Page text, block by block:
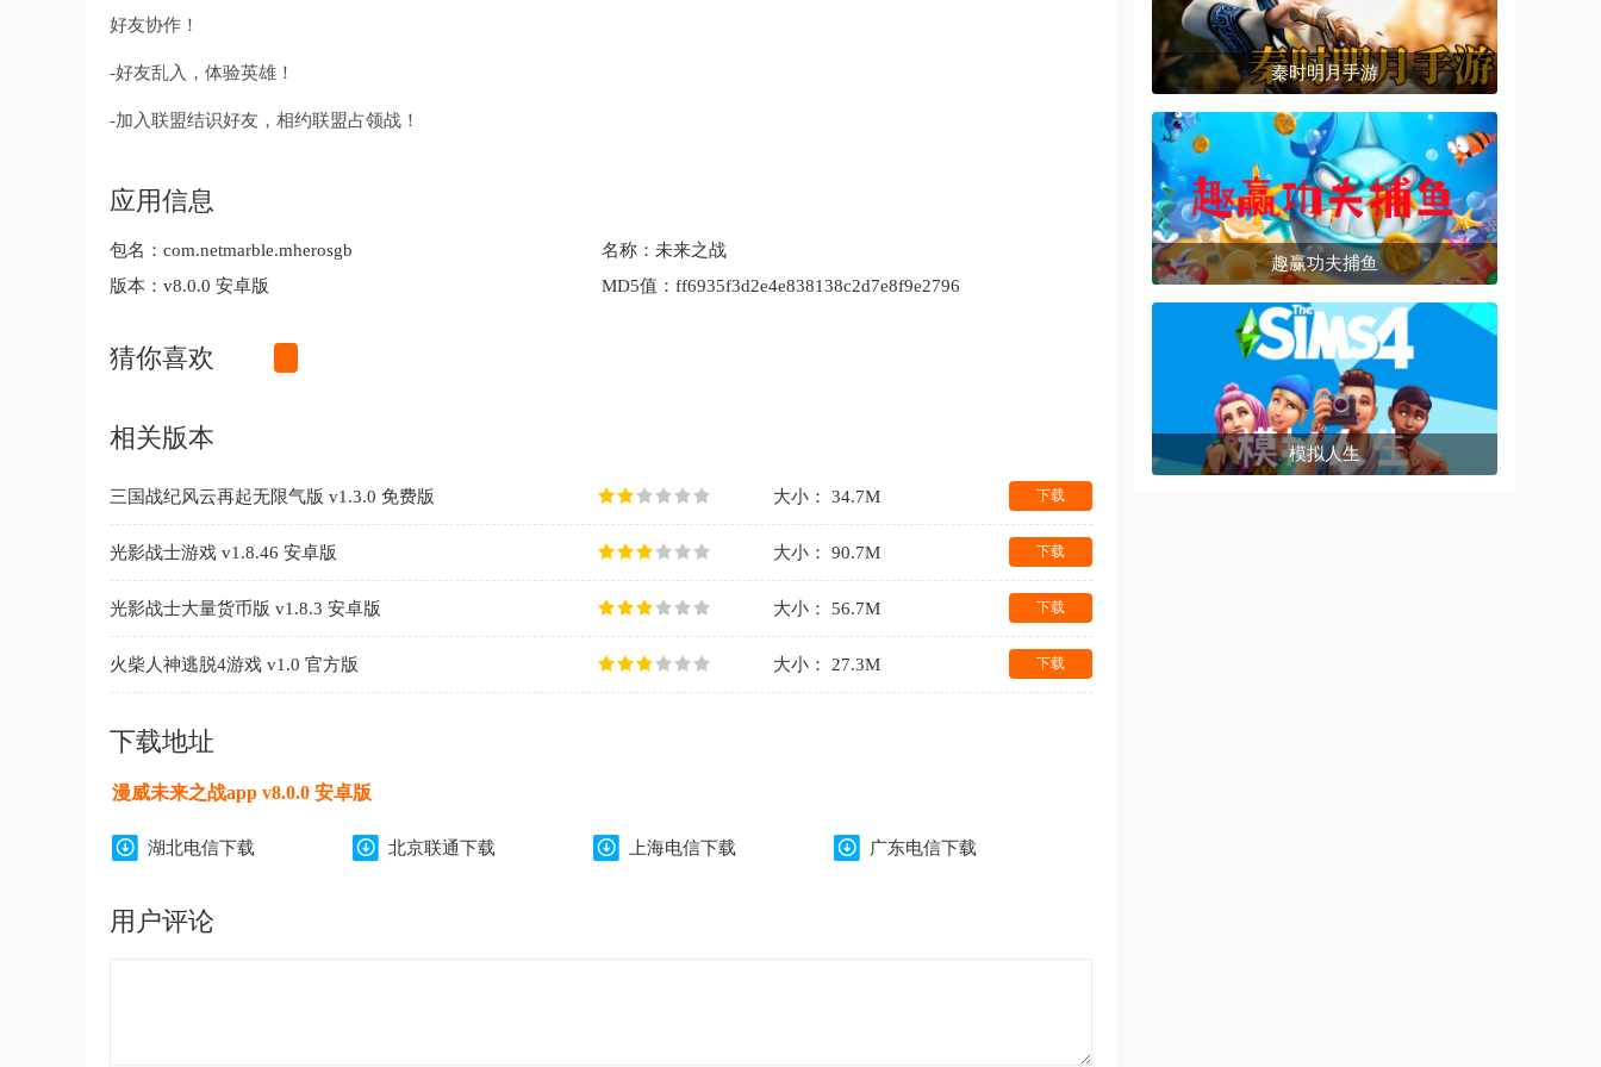
好友协作！
-好友乱入，体验英雄！
-加入联盟结识好友，相约联盟占领战！
应用信息
包名： com.netmarble.mherosgb 名称： 未来之战
版本： v8.0.0 安卓版 MD5值： ff6935f3d2e4e838138c2d7e8f9e2796
猜你喜欢
相关版本
三国战纪风云再起无限气版 v1.3.0 免费版 大小： 34.7M 下载
光影战士游戏 v1.8.46 安卓版 大小： 90.7M 下载
光影战士大量货币版 v1.8.3 安卓版 大小： 56.7M 下载
火柴人神逃脱4游戏 v1.0 官方版 大小： 27.3M 下载
下载地址
漫威未来之战app v8.0.0 安卓版
湖北电信下载 北京联通下载 上海电信下载 广东电信下载
用户评论
秦时明月手游
趣赢功夫捕鱼
模拟人生